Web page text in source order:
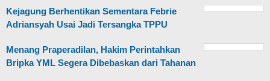
Kejagung Berhentikan Sementara Febrie
Adriansyah Usai Jadi Tersangka TPPU
Menang Praperadilan, Hakim Perintahkan
Bripka YML Segera Dibebaskan dari Tahanan